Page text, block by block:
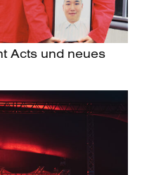
Acts und neues